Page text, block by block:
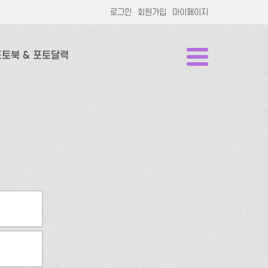
로그인 회원가입 마이페이지
북 & 포토달력